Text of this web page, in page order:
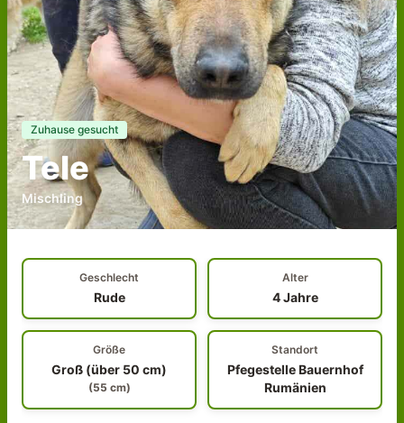
Zuhause gesucht
Tele
Mischling
Geschlecht
Rude
Alter
4 Jahre
Größe
Groß (über 50 cm)
(55 cm)
Standort
Pfegestelle Bauernhof
Rumänien